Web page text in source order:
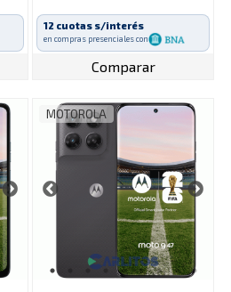
12 cuotas s/interés
en compras presenciales con
Comparar
MOTOROLA